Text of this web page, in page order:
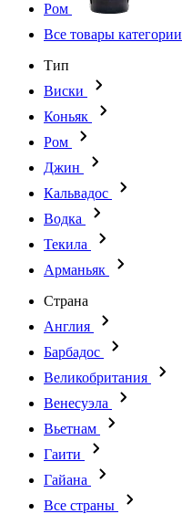
Ром
Все товары категории
Тип
Виски
Коньяк
Ром
Джин
Кальвадос
Водка
Текила
Арманьяк
Страна
Англия
Барбадос
Великобритания
Венесуэла
Вьетнам
Гаити
Гайана
Все страны